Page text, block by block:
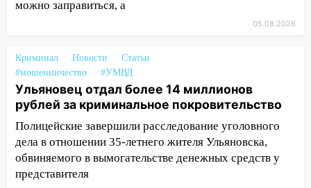
Кому 6 августа звезды сулят
05.08.2026
22:58 Соцсети: на проспекте Тюленева
ДТП с мотоциклистом
20:22 Мошенники обманули 92-летнюю
жительницу Ульяновской области
19:14 Житель Ульяновской области
можно заправиться, а
05.08.2026
Криминал Новости
Статьи
#мошенничество
#УМВД
Ульяновец отдал более 14 миллионов
рублей за криминальное покровительство
Полицейские завершили расследование уголовного
дела в отношении 35-летнего жителя Ульяновска,
обвиняемого в вымогательстве денежных средств у
представителя